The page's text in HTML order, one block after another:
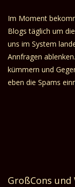
Im Moment
Blogs täglich um
uns im System
Annfragen
kümmern und
eben die Spams
GroßCons und